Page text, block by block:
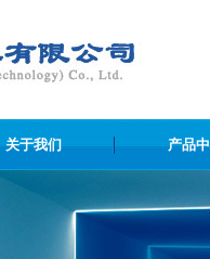
关于我们 产品